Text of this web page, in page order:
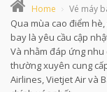
Home Vé máy
Qua mùa cao điểm
bay là yêu cầu cập
Và nhằm đáp ứng nhu
thường xuyên cung
Airlines, Vietjet Air và